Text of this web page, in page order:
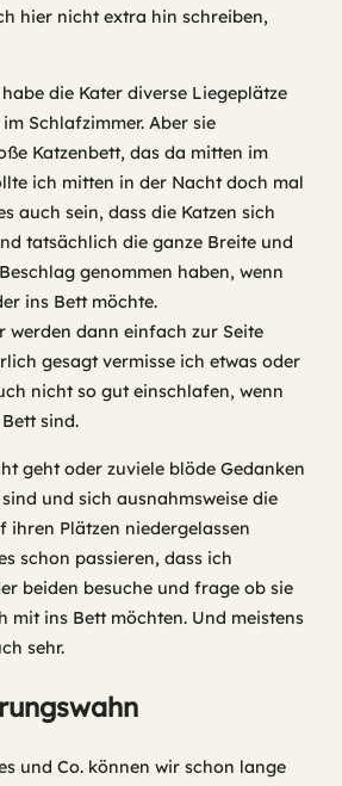
hier nicht extra hin schreiben,
die Kater diverse Liegeplätze
Schlafzimmer. Aber sie
Katzenbett, das da mitten im
ich mitten in der Nacht doch mal
auch sein, dass die Katzen sich
tatsächlich die ganze Breite und
genommen haben, wenn
ins Bett möchte.
werden dann einfach zur Seite
gesagt vermisse ich etwas oder
nicht so gut einschlafen, wenn
sind.
geht oder zuviele blöde Gedanken
und sich ausnahmsweise die
ihren Plätzen niedergelassen
schon passieren, dass ich
beiden besuche und frage ob sie
mit ins Bett möchten. Und meistens
sehr.
und Co. können wir schon lange